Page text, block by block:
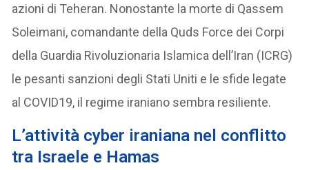
azioni di Teheran. Nonostante la morte di Qassem
Soleimani, comandante della Quds Force dei Corpi
della Guardia Rivoluzionaria Islamica dell’Iran (ICRG)
le pesanti sanzioni degli Stati Uniti e le sfide legate
al COVID19, il regime iraniano sembra resiliente.
L’attività cyber iraniana nel conflitto
tra Israele e Hamas